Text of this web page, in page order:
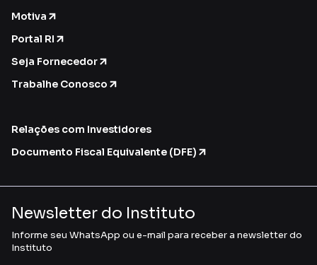
Motiva
Portal RI
Seja Fornecedor
Trabalhe Conosco
Relações com Investidores
Documento Fiscal Equivalente (DFE)
Newsletter do Instituto
Informe seu WhatsApp ou e-mail para receber a newsletter do
Instituto